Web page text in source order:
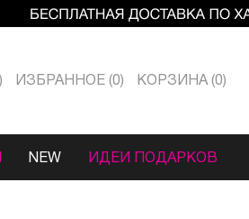
ИЗБРАННОЕ 0 КОРЗИНА 0
NEW ИДЕИ ПОДАРКОВ